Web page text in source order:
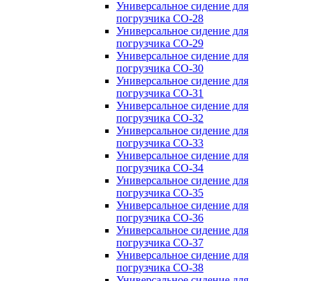
Универсальное сидение для
погрузчика CO-28
Универсальное сидение для
погрузчика CO-29
Универсальное сидение для
погрузчика CO-30
Универсальное сидение для
погрузчика CO-31
Универсальное сидение для
погрузчика CO-32
Универсальное сидение для
погрузчика CO-33
Универсальное сидение для
погрузчика CO-34
Универсальное сидение для
погрузчика CO-35
Универсальное сидение для
погрузчика CO-36
Универсальное сидение для
погрузчика CO-37
Универсальное сидение для
погрузчика CO-38